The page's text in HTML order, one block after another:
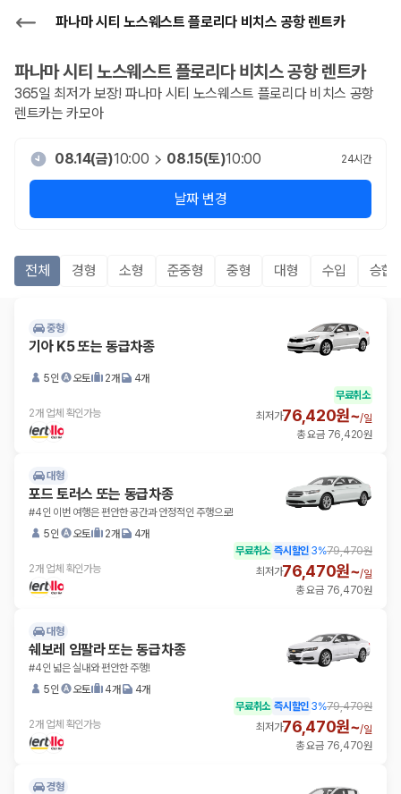
파나마 시티 노스웨스트 플로리다 비치스 공항 렌트카
파나마 시티 노스웨스트 플로리다 비치스 공항렌트카
365일 최저가 보장! 파나마 시티 노스웨스트 플로리다 비치스 공항
렌트카는 카모아
08.14(금)10:00 08.15(토)10:00 24시간
날짜 변경
전체 경형 소형 준중형 중형 대형 수입 승합
중형
기아 K5 또는 동급차종
5인 오토 2개 4개
2개 업체 확인가능
무료취소
최저가76,420원~/일
총 요금 76,420원
대형
포드 토러스 또는 동급차종
#4인 이번 여행은 편안한 공간과 안정적인 주행으로!
5인
오토 2개 4개
2개 업체 확인가능
무료취소 즉시할인 3%79,470원
최저가76,470원~/일
총 요금 76,470원
대형
쉐보레 임팔라 또는 동급차종
#4인 넓은 실내와 편안한 주행!
5인
오토 4개 4개
2개 업체 확인가능
무료취소 즉시할인 3%79,470원
최저가76,470원~/일
총 요금 76,470원
경형